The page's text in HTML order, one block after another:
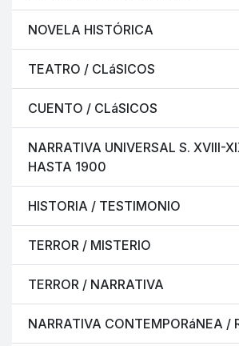
NOVELA HISTÓRICA
TEATRO / CLáSICOS
CUENTO / CLáSICOS
NARRATIVA UNIVERSAL S. XVIII-
HASTA 1900
HISTORIA / TESTIMONIO
TERROR / MISTERIO
TERROR / NARRATIVA
NARRATIVA CONTEMPORáNEA /